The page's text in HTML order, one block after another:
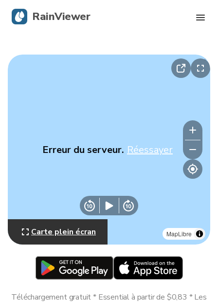
MapLibre
Erreur du serveur. Réessayer
Carte plein écran
Téléchargement gratuit * Essential à partir de $0,83 * Les
RainViewer